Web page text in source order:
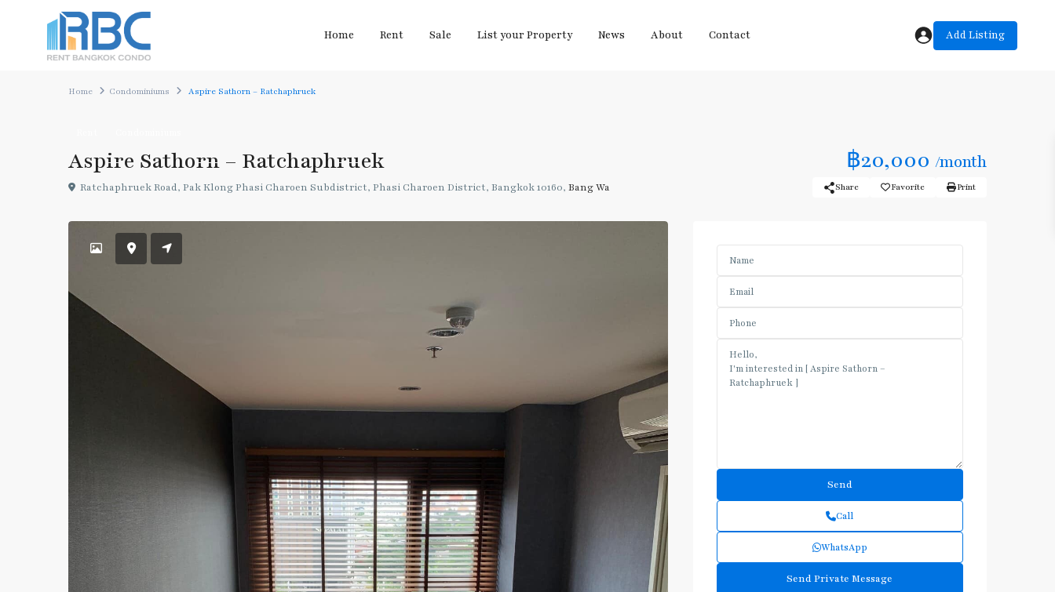
Home Rent Sale List your Property News About Contact Add Listing
Home Condominiums Aspire Sathorn – Ratchaphruek
Aspire Sathorn – Ratchaphruek ฿20,000 /month
Ratchaphruek Road, Pak Klong Phasi Charoen Subdistrict, Phasi Charoen District, Bangkok 10160, Bang Wa Share Favorite Print
Call
WhatsApp